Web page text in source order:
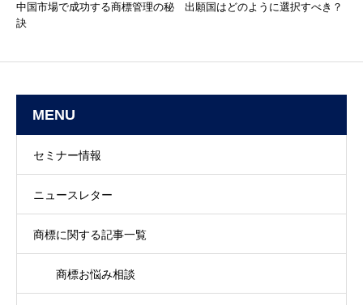
中国市場で成功する商標管理の秘
訣
出願国はどのように選択すべき？
MENU
セミナー情報
ニュースレター
商標に関する記事一覧
商標お悩み相談